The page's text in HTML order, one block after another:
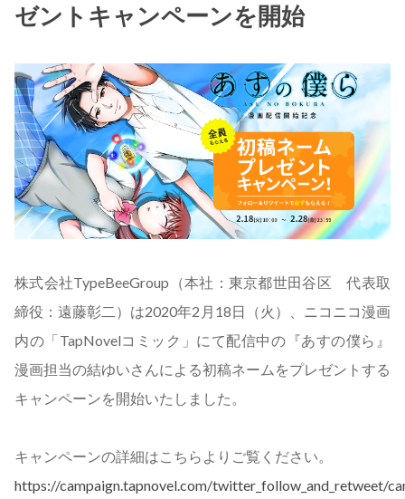
ゼントキャンペーンを開始
株式会社TypeBeeGroup（本社：東京都世田谷区 代表取
締役：遠藤彰二）は2020年2月18日（火）、ニコニコ漫画
内の「TapNovelコミック」にて配信中の『あすの僕ら』
漫画担当の結ゆいさんによる初稿ネームをプレゼントする
キャンペーンを開始いたしました。
キャンペーンの詳細はこちらよりご覧ください。
https://campaign.tapnovel.com/twitter_follow_and_retweet/